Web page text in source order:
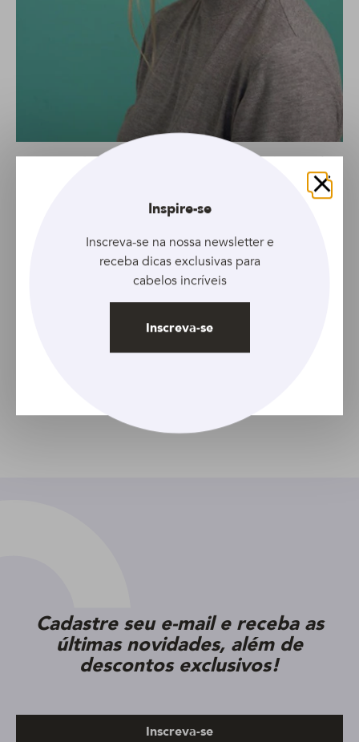
Sugestão de produtos:
Para desembaraçar bem os fios
Creme Para Pentear TRESemmé
. Este penteado vai bem com
Spray Texturizador TRESemmé Expert
Perfeitamente (Des)arrumado!
Óleo Nexxus Oil
deve ser utilizado antes do spray.
FacebookTwitterPinterestEmail
Cadastre seu e-mail e receba as
últimas novidades, além de
descontos exclusivos!
Inscreva-se
Fechar
Inspire-se
Inscreva-se na nossa newsletter e
receba dicas exclusivas para
cabelos incríveis
Inscreva-se